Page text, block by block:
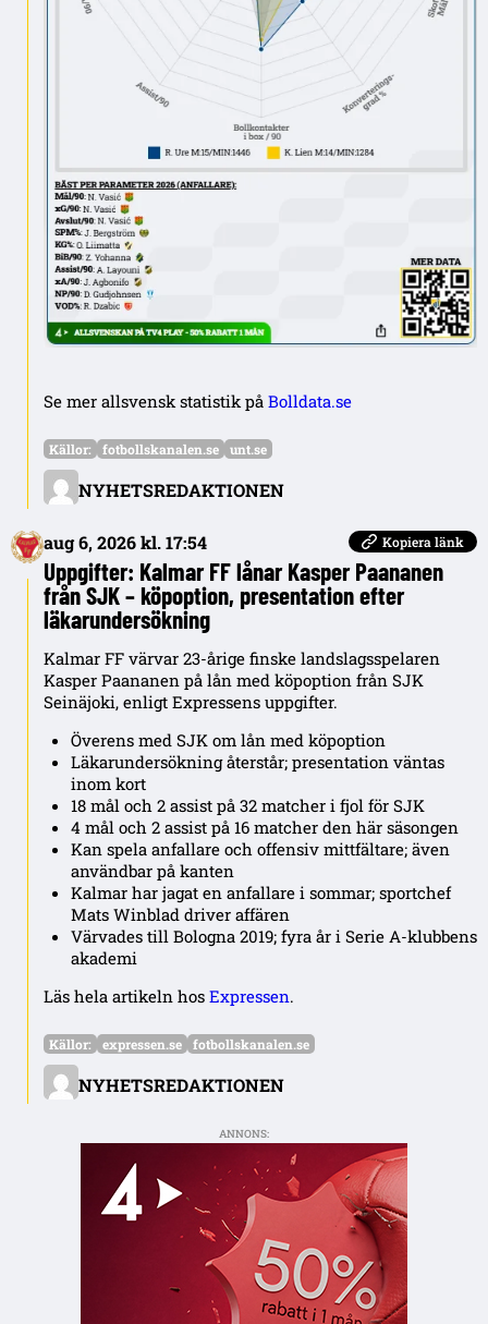
Se mer allsvensk statistik på Bolldata.se
NYHETSREDAKTIONEN
Källor: fotbollskanalen.se unt.se
aug 6, 2026 kl. 17:54 Kopiera länk
Uppgifter: Kalmar FF lånar Kasper Paananen
från SJK – köpoption, presentation efter
läkarundersökning
Kalmar FF värvar 23-årige finske landslagsspelaren
Kasper Paananen på lån med köpoption från SJK
Seinäjoki, enligt Expressens uppgifter.
Överens med SJK om lån med köpoption
Läkarundersökning återstår; presentation väntas
inom kort
18 mål och 2 assist på 32 matcher i fjol för SJK
4 mål och 2 assist på 16 matcher den här säsongen
Kan spela anfallare och offensiv mittfältare; även
användbar på kanten
Kalmar har jagat en anfallare i sommar; sportchef
Mats Winblad driver affären
Värvades till Bologna 2019; fyra år i Serie A-klubbens
akademi
Läs hela artikeln hos Expressen.
NYHETSREDAKTIONEN
Källor: expressen.se fotbollskanalen.se
ANNONS: